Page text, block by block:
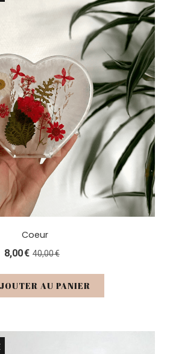
Coeur
8,00€ 40,00€
AU PANIER